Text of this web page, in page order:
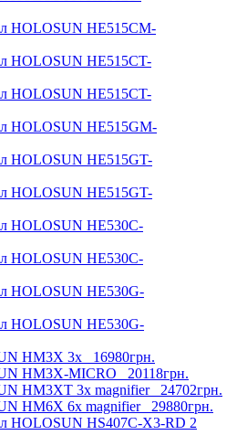
HOLOSUN HE515CM-
HOLOSUN HE515CT-
HOLOSUN HE515CT-
HOLOSUN HE515GM-
HOLOSUN HE515GT-
HOLOSUN HE515GT-
HOLOSUN HE530C-
HOLOSUN HE530C-
HOLOSUN HE530G-
HOLOSUN HE530G-
HM3X 3x 16980грн.
HM3X-MICRO 20118грн.
HM3XT 3x magnifier 24702грн.
HM6X 6x magnifier 29880грн.
HOLOSUN HS407C-X3-RD 2